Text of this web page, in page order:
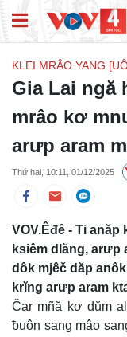
KLEI MRÂO YANG
Gia Lai ngă
mrâo kơ
arưp aram
Thứ hai, 10:11, 01/12/2025
VOV.Êđê - Ti
ksiêm dlăng, arưp
dôk mjêč dăp
krĭng arưp aram
Čar mñă kơ dŭm
ƀuôn sang mâo